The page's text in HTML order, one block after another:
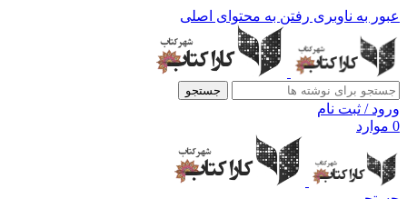
عبور به ناوبری رفتن به محتوای اصلی
جستجو
ورود / ثبت نام
0 موارد